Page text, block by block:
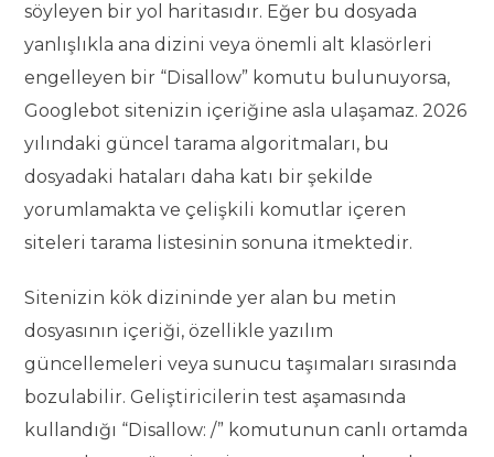
söyleyen bir yol haritasıdır. Eğer bu dosyada
yanlışlıkla ana dizini veya önemli alt klasörleri
engelleyen bir “Disallow” komutu bulunuyorsa,
Googlebot sitenizin içeriğine asla ulaşamaz. 2026
yılındaki güncel tarama algoritmaları, bu
dosyadaki hataları daha katı bir şekilde
yorumlamakta ve çelişkili komutlar içeren
siteleri tarama listesinin sonuna itmektedir.
Sitenizin kök dizininde yer alan bu metin
dosyasının içeriği, özellikle yazılım
güncellemeleri veya sunucu taşımaları sırasında
bozulabilir. Geliştiricilerin test aşamasında
kullandığı “Disallow: /” komutunun canlı ortamda